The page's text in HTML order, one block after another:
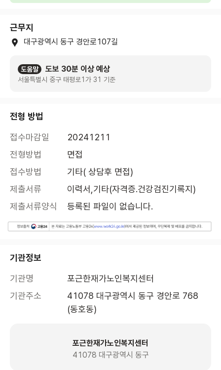
근무지
대구광역시 동구 경안로107길
도움말 도보 30분 이상 예상
서울특별시 중구 태평로1가 31 기준
전형 방법
접수마감일
20241211
전형방법
면접
접수방법
기타( 상담후 면접)
제출서류
이력서,기타(자격증.건강검진기록지)
제출서류양식
등록된 파일이 없습니다.
기관정보
기관명
포근한재가노인복지센터
기관주소
41078 대구광역시 동구 경안로 768
(동호동)
포근한재가노인복지센터
41078 대구광역시 동구